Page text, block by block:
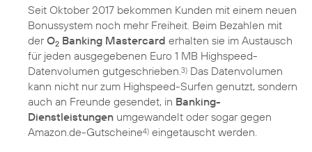
Seit Oktober 2017 bekommen Kunden mit einem neuen
Bonussystem noch mehr Freiheit. Beim Bezahlen mit
derO2 Banking Mastercard erhalten sie im Austausch
für jeden ausgegebenen Euro 1 MB Highspeed-
Datenvolumen gutgeschrieben. 3) Das Datenvolumen
kann nicht nur zum Highspeed-Surfen genutzt, sondern
auch an Freunde gesendet, in Banking-
Dienstleistungen umgewandelt oder sogar gegen
Amazon.de-Gutscheine4) eingetauscht werden.